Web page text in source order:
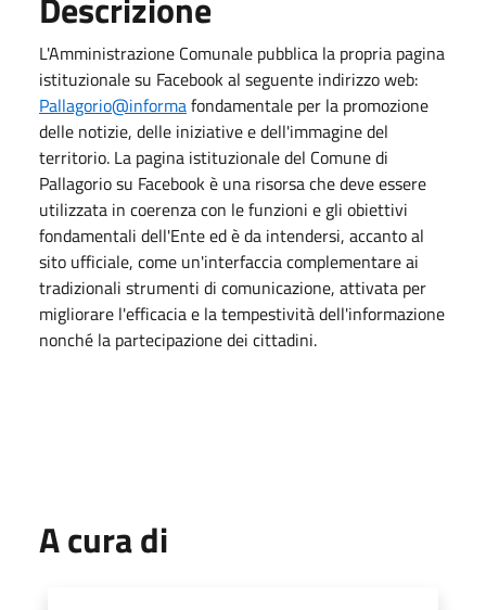
L'Amministrazione Comunale pubblica la propria pagina
istituzionale su Facebook al seguente indirizzo web:
Pallagorio@informafondamentale per la promozione
delle notizie, delle iniziative e dell'immagine del
territorio. La pagina istituzionale del Comune di
Pallagorio su Facebook è una risorsa che deve essere
utilizzata in coerenza con le funzioni e gli obiettivi
fondamentali dell'Ente ed è da intendersi, accanto al
sito ufficiale, come un'interfaccia complementare ai
tradizionali strumenti di comunicazione, attivata per
migliorare l'efficacia e la tempestività dell'informazione
nonché la partecipazione dei cittadini.
A cura di